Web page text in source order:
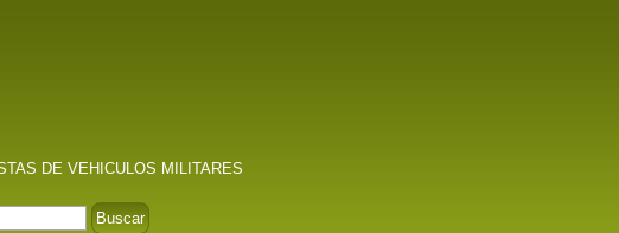
DE VEHICULOS MILITARES